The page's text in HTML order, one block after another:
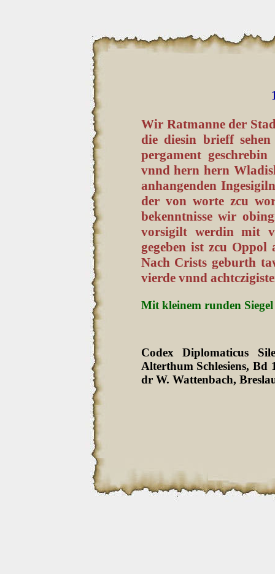
Wir Ratmanne der
die diesin brieff
pergament
vnnd hern hern
anhangenden
der von worte zcu
bekenntnisse wir
vorsigilt werdin mit
gegeben ist zcu
Nach Crists geburth
vierde vnnd
Mit kleinem runden
Codex Diplomaticus
Alterthum Schlesiens, Bd
dr W. Wattenbach,